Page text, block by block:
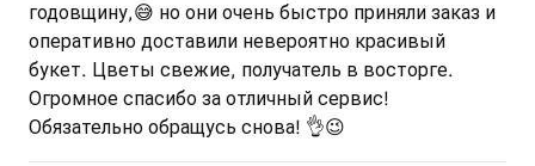
годовщину,😅 но они очень быстро приняли заказ и
оперативно доставили невероятно красивый
букет. Цветы свежие, получатель в восторге.
Огромное спасибо за отличный сервис!
Обязательно обращусь снова! 👌😉